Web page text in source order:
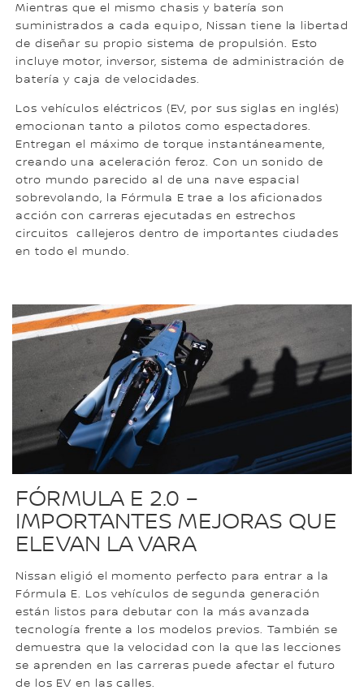
Mientras que el mismo chasis y batería son
suministrados a cadaequipo, Nissan tiene la libertad
de diseñar su propio sistema de propulsión. Esto
incluye motor, inversor, sistema de administración de
batería y caja de velocidades.
Los vehículos eléctricos (EV, por sus siglas en inglés)
emocionan tanto a pilotos como espectadores.
Entregan el máximo de torque instantáneamente,
creando una aceleración feroz. Con un sonido de
otro mundo parecido al de una nave espacial
sobrevolando, la Fórmula E trae a los aficionados
acción con carreras ejecutadas en estrechos
circuitos callejeros dentro de importantes ciudades
en todo el mundo.
FÓRMULA E 2.0 –
IMPORTANTES MEJORAS QUE
ELEVAN LA VARA
Nissan eligió el momento perfecto para entrar a la
Fórmula E. Los vehículos de segunda generación
están listos para debutar con la más avanzada
tecnología frente a los modelos previos. También se
demuestra que la velocidad con la que las lecciones
se aprenden en las carreras puede afectar el futuro
de los EV en las calles.